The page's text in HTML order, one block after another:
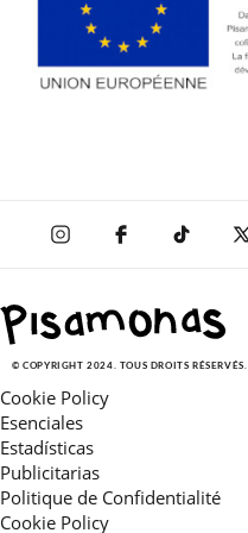
© COPYRIGHT 2024. TOUS DROITS RÉSERVÉS.
Cookie Policy
Esenciales
Estadísticas
Publicitarias
Politique de Confidentialité
Cookie Policy